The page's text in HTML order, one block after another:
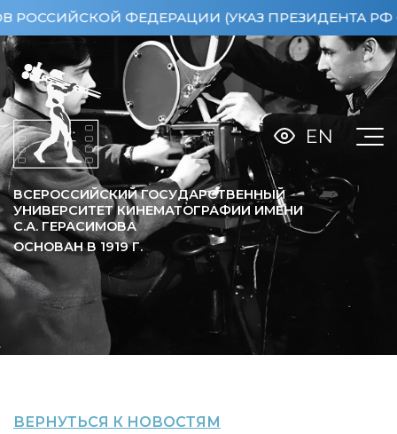
ФЕДЕРАЦИИ (УКАЗ ПРЕЗИДЕНТА РФ ОТ
ВСЕРОССИЙСКИЙ ГОСУДАРСТВЕННЫЙ
УНИВЕРСИТЕТ КИНЕМАТОГРАФИИ ИМЕНИ
С.А. ГЕРАСИМОВА
ОСНОВАН В 1919Г.
EN
ВЕРНУТЬСЯ К НОВОСТЯМ